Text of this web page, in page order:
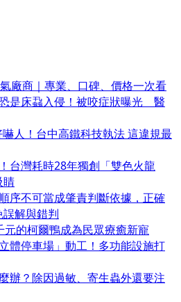
廠商｜專業、口碑、價格一次看
是床蝨入侵！被咬症狀曝光 醫
人！台中高鐵科技執法 這違規最
台灣耗時28年獨創「雙色火龍
睛
序不可當成肇責判斷依據，正確
解與錯判
元的柯爾鴨成為民眾療癒新寵
體停車場」動工！多功能設施打
辦？除因過敏、寄生蟲外還要注